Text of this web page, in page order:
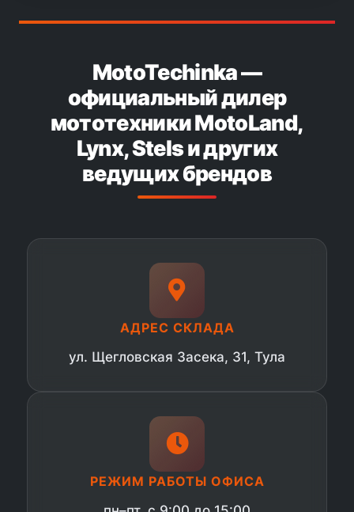
MotoTechinka —
официальный дилер
мототехники MotoLand,
Lynx, Stels и других
ведущих брендов
АДРЕС СКЛАДА
ул. Щегловская Засека, 31, Тула
РЕЖИМ РАБОТЫ ОФИСА